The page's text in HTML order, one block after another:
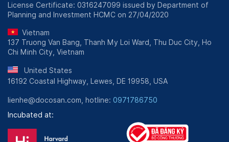
License Certificate: 0316247099 issued by Department of
Planning and Investment HCMC on 27/04/2020
Vietnam
137 Truong Van Bang, Thanh My Loi Ward, Thu Duc City, Ho
Chi Minh City, Vietnam
United States
16192 Coastal Highway, Lewes, DE 19958, USA
lienhe@docosan.com, hotline: 0971786750
Incubated at: